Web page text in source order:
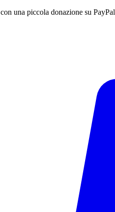
con una piccola donazione su PayPal